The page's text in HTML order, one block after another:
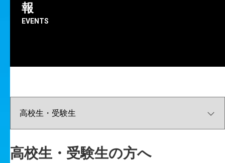
報
EVENTS
高校生・受験生の方へ
卒業生向け
地域の方向け 企業の方向け